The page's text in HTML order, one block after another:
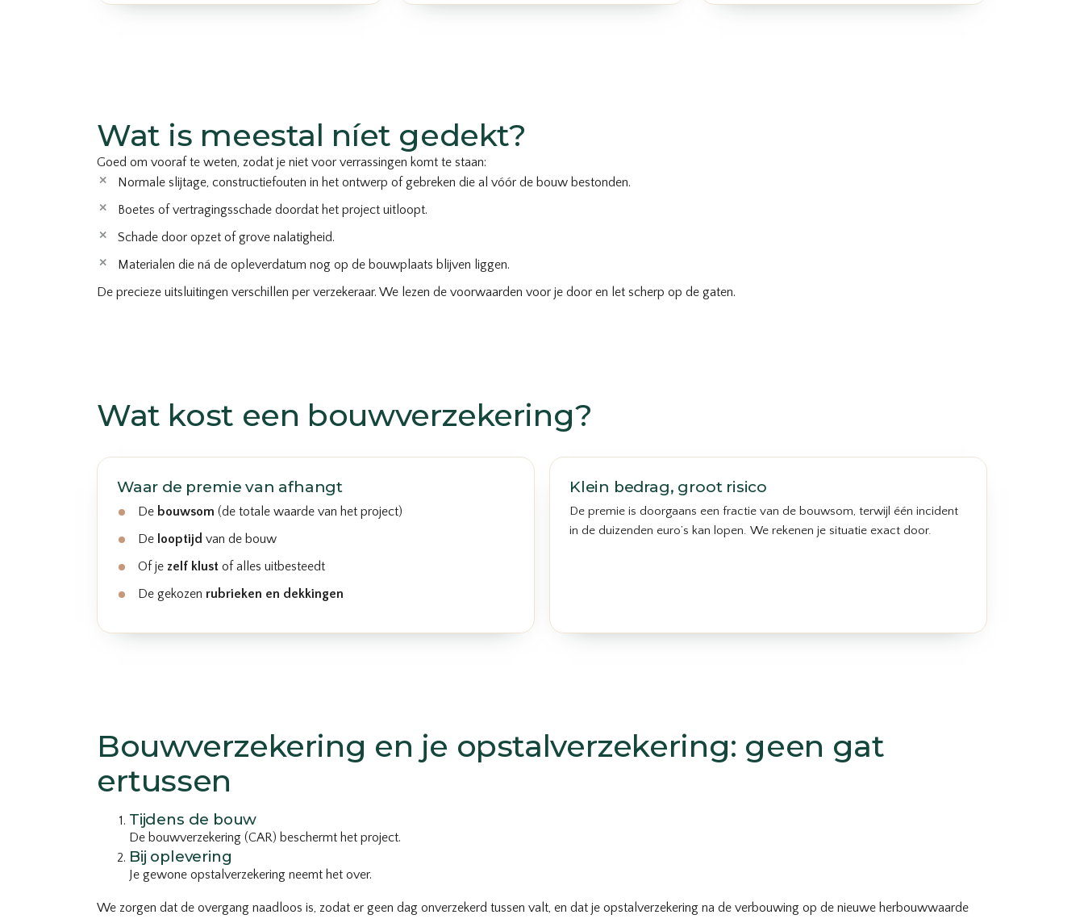
Wat is meestal níet gedekt?
Goed om vooraf te weten, zodat je niet voor verrassingen komt te staan:
Normale slijtage, constructiefouten in het ontwerp of gebreken die al vóór de bouw bestonden.
Boetes of vertragingsschade doordat het project uitloopt.
Schade door opzet of grove nalatigheid.
Materialen die ná de opleverdatum nog op de bouwplaats blijven liggen.
De precieze uitsluitingen verschillen per verzekeraar. We lezen de voorwaarden voor je door en let scherp op de gaten.
Wat kost een bouwverzekering?
Waar de premie van afhangt
De bouwsom (de totale waarde van het project)
De looptijd van de bouw
Of je zelf klust of alles uitbesteedt
De gekozen rubrieken en dekkingen
Klein bedrag, groot risico
De premie is doorgaans een fractie van de bouwsom, terwijl één incident
in de duizenden euro’s kan lopen. We rekenen je situatie exact door.
Bouwverzekering en je opstalverzekering: geen gat
ertussen
Tijdens de bouw
De bouwverzekering (CAR) beschermt het project.
Bij oplevering
Je gewone opstalverzekering neemt het over.
We zorgen dat de overgang naadloos is, zodat er geen dag onverzekerd tussen valt, en dat je opstalverzekering na de verbouwing op de nieuwe herbouwwaarde